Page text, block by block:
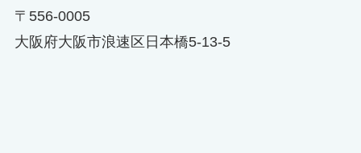
〒556-0005
大阪府大阪市浪速区日本橋5-13-5